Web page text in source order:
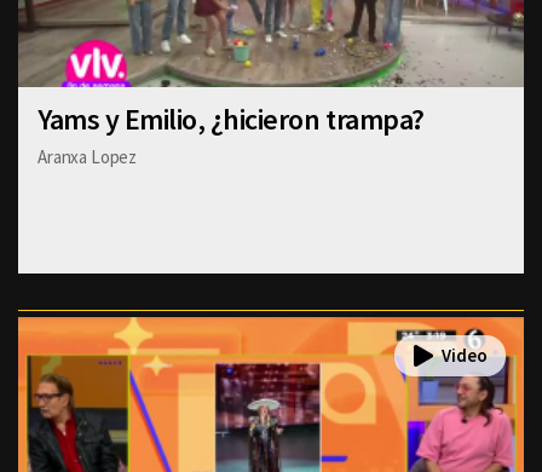
Yams y Emilio, ¿hicieron trampa?
Aranxa Lopez